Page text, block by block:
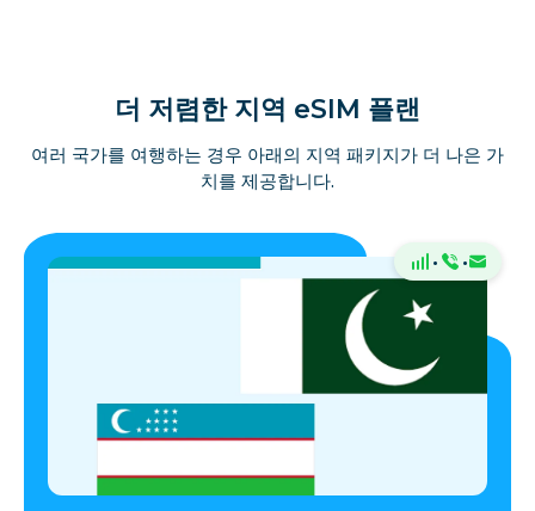
더 저렴한 지역 eSIM 플랜
여러 국가를 여행하는 경우 아래의 지역 패키지가 더 나은 가
치를 제공합니다.
· ·